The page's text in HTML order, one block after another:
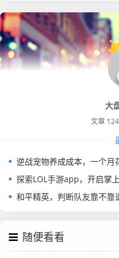
大
文章
逆战宠物养成成本，一个月
探索LOL手游app，开启掌
和平精英，判断队友靠不靠
随便看看